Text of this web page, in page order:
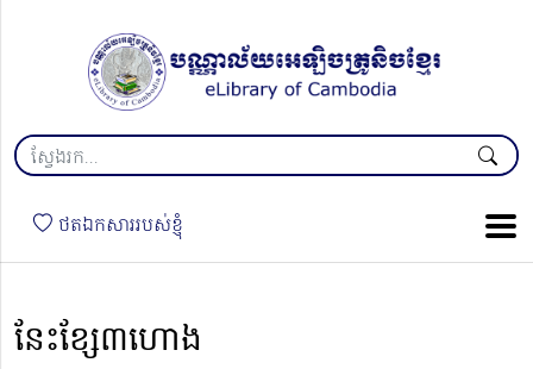
ថតឯកសាររបស់ខ្ញុំ
នែះខ្សែ៣ហោង